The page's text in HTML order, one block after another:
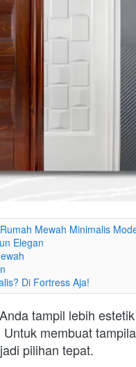
Mewah Minimalis
Elegan
Di Fortress Aja!
tampil lebih
membuat
pilihan tepat.